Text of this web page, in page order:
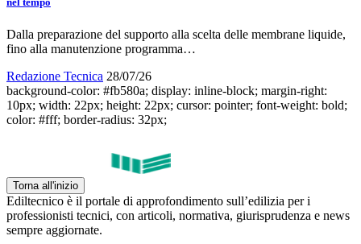
Dalla preparazione del supporto alla scelta delle membrane liquide,
fino alla manutenzione programma…
Redazione Tecnica 28/07/26
background-color: #fb580a; display: inline-block; margin-right:
10px; width: 22px; height: 22px; cursor: pointer; font-weight: bold;
color: #fff; border-radius: 32px;
Torna all'inizio
Ediltecnico è il portale di approfondimento sull’edilizia per i
professionisti tecnici, con articoli, normativa, giurisprudenza e news
sempre aggiornate.